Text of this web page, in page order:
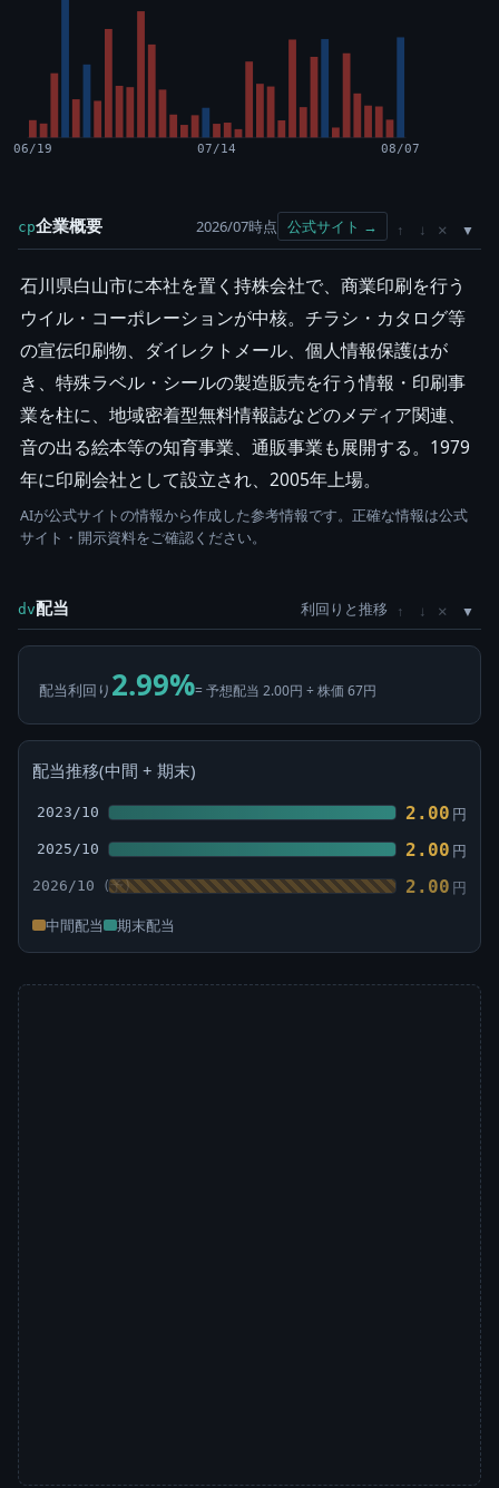
06/19 07/14 08/07
cp企業概要 2026/07時点 公式サイト → ↑ ↓ ×
石川県白山市に本社を置く持株会社で、商業印刷を行う
ウイル・コーポレーションが中核。チラシ・カタログ等
の宣伝印刷物、ダイレクトメール、個人情報保護はが
き、特殊ラベル・シールの製造販売を行う情報・印刷事
業を柱に、地域密着型無料情報誌などのメディア関連、
音の出る絵本等の知育事業、通販事業も展開する。1979
年に印刷会社として設立され、2005年上場。
AIが公式サイトの情報から作成した参考情報です。正確な情報は公式
サイト・開示資料をご確認ください。
dv配当 利回りと推移 ↑ ↓ ×
配当利回り 2.99%= 予想配当 2.00円 ÷ 株価 67円
配当推移(中間 + 期末)
2023/10 2.00 円
2025/10 2.00 円
2026/10 2.00 円
中間配当 期末配当